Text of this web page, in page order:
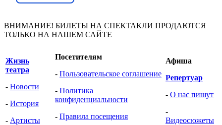
ВНИМАНИЕ! БИЛЕТЫ НА СПЕКТАКЛИ ПРОДАЮТСЯ
ТОЛЬКО НА НАШЕМ САЙТЕ
Жизнь
театра
- Новости
- История
- Артисты
Посетителям
- Пользовательское соглашение
- Политика
конфиденциальности
- Правила посещения
Афиша
Репертуар
- О нас пишут
-
Видеоcюжеты